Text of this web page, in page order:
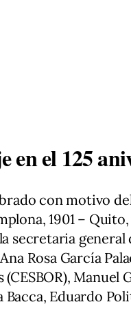
en el 125
con motivo
1901 –
secretaria
Rosa García
Manuel
Bacca, Eduardo